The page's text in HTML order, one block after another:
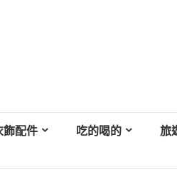
飾配件 吃的喝的 旅